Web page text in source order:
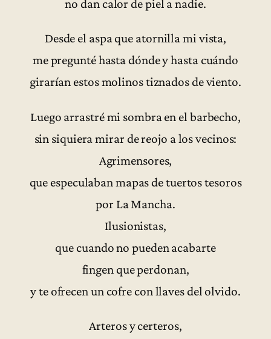
no dan calor de piel a nadie.
Desde el aspa que atornilla mi vista,
me pregunté hasta dónde y hasta cuándo
girarían estos molinos tiznados de viento.
Luego arrastré mi sombra en el barbecho,
sin siquiera mirar de reojo a los vecinos:
Agrimensores,
que especulaban mapas de tuertos tesoros
por La Mancha.
Ilusionistas,
que cuando no pueden acabarte
fingen que perdonan,
y te ofrecen un cofre con llaves del olvido.
Arteros y certeros,